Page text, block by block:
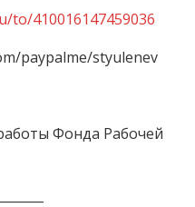
to/410016147459036
paypalme/styulenev
Фонда Рабочей